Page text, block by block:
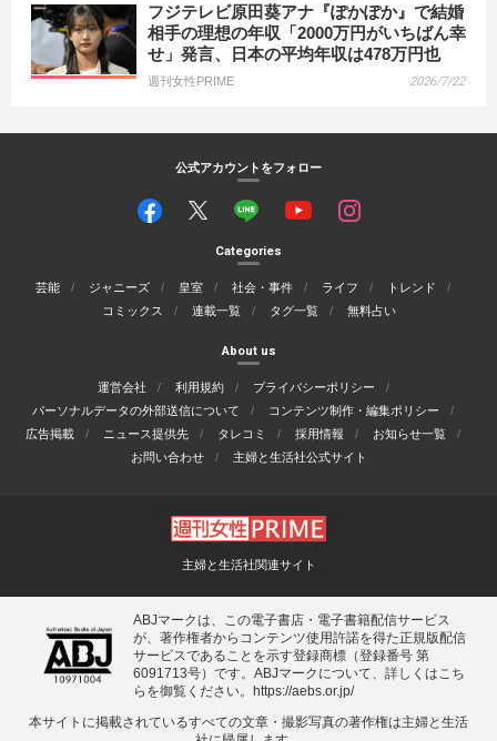
フジテレビ原田葵アナ『ぽかぽか』で結婚
相手の理想の年収「2000万円がいちばん幸
せ」発言、日本の平均年収は478万円也
週刊女性PRIME 2026/7/22
公式アカウントをフォロー
Categories
芸能 ジャニーズ 皇室 社会・事件 ライフ
トレンド
コミックス
連載一覧 タグ一覧 無料占い
About us
運営会社 利用規約
プライバシーポリシー
パーソナルデータの外部送信について
コンテンツ制作・編集ポリシー
広告掲載
ニュース提供先 タレコミ 採用情報
お知らせ一覧
お問い合わせ
主婦と生活社公式サイト
主婦と生活社関連サイト
ABJマークは、この電子書店・電子書籍配信サービス
が、著作権者からコンテンツ使用許諾を得た正規版配信
サービスであることを示す登録商標（登録番号 第
6091713号）です。ABJマークについて、詳しくはこち
らを御覧ください。 https://aebs.or.jp/
本サイトに掲載されているすべての⽂章・撮影写真の著作権は主婦と⽣活